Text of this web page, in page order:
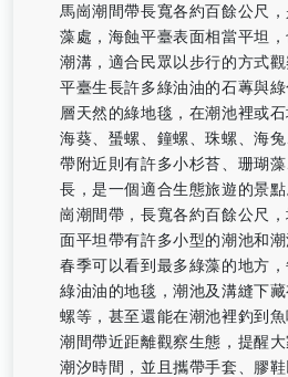
馬崗潮間帶長寬各約百餘公尺
藻處，海蝕平臺表面相當平坦
潮溝，適合民眾以步行的方式
平臺生長許多綠油油的石蓴與
層天然的綠地毯，在潮池裡或
海葵、蜑螺、鐘螺、珠螺、海
帶附近則有許多小杉苔、珊瑚
長，是一個適合生態旅遊的景
崗潮間帶，長寬各約百餘公尺
面平坦帶有許多小型的潮池和
春季可以看到最多綠藻的地方
綠油油的地毯，潮池及溝縫下
螺等，甚至還能在潮池裡釣到
潮間帶近距離觀察生態，提醒
潮汐時間，並且攜帶手套、膠鞋